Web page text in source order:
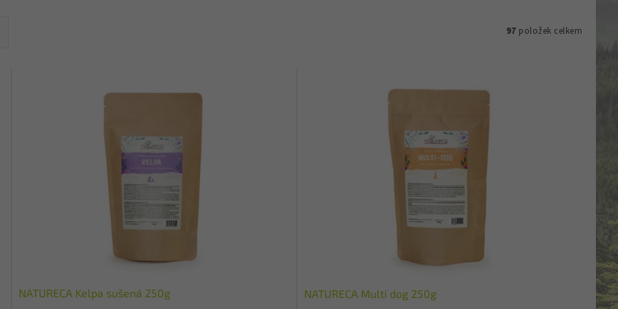
97 položek celkem
NATURECA Kelpa sušená 250g NATURECA Multi dog 250g